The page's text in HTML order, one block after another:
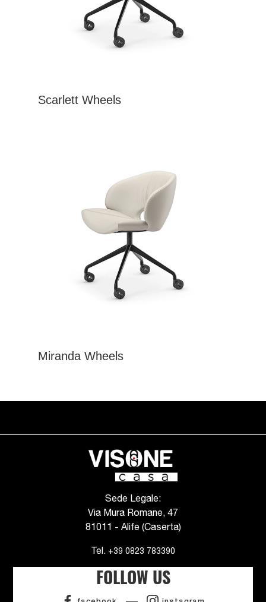
Scarlett Wheels
Miranda Wheels
Sede Legale:
Via Mura Romane, 47
81011 - Alife (Caserta)
Tel. +39 0823 783390
FOLLOW US